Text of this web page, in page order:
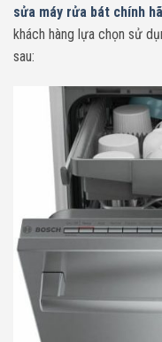
sửa máy rửa bát chính
khách hàng lựa chọn sử
sau: